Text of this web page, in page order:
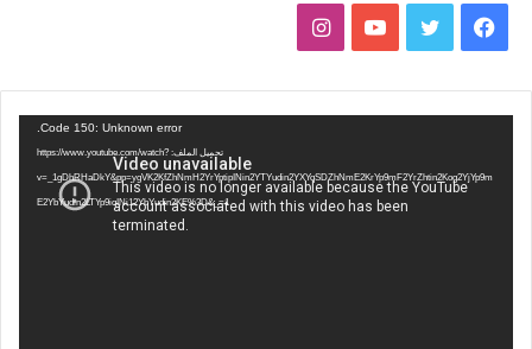
فيسبوكتويتر يوتيوبانستقرام
Code 150: Unknown error.
تحميل الملف: https://www.youtube.com/watch?
v=_1gDhRHaDkY&pp=ygVK2KfZhNmH2YrYptipINin2YTYudin2YXYqSDZhNmE2KrYp9mF2YrZhtin2Kog2YjYp9m
E2YbYudin2LTYp9iqINi12YbYudin2KE%3D&_=1